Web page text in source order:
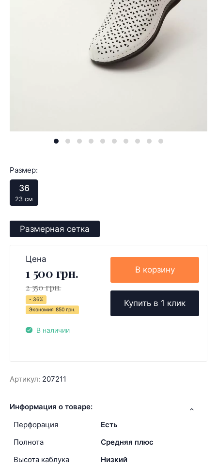
Размер:
36
23 см
Размерная сетка
Цена
1 500 грн.
2 350 грн.
- 36%
Экономия 850 грн.
В наличии
В корзину
Купить в 1 клик
Артикул: 207211
Информация о товаре:
Перфорация
Есть
Полнота
Средняя плюс
Высота каблука
Низкий